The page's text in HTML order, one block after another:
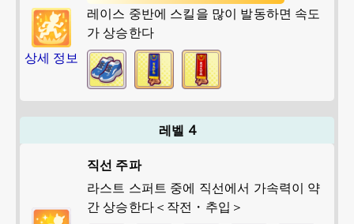
상세 정보
레이스 중반에 스킬을 많이 발동하면 속도
가 상승한다
레벨 4
직선 주파
라스트 스퍼트 중에 직선에서 가속력이 약
간 상승한다＜작전・추입＞